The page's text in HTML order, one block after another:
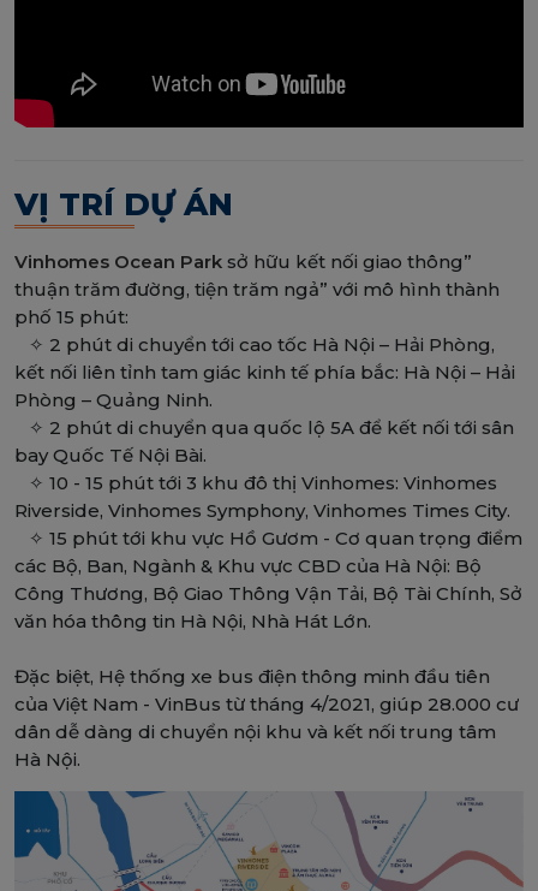
VỊ TRÍ DỰ ÁN
Vinhomes Ocean Park sở hữu kết nối giao thông”
thuận trăm đường, tiện trăm ngả” với mô hình thành
phố 15 phút:
✧ 2 phút di chuyển tới cao tốc Hà Nội – Hải Phòng,
kết nối liên tỉnh tam giác kinh tế phía bắc: Hà Nội – Hải
Phòng – Quảng Ninh.
✧ 2 phút di chuyển qua quốc lộ 5A để kết nối tới sân
bay Quốc Tế Nội Bài.
✧ 10 - 15 phút tới 3 khu đô thị Vinhomes: Vinhomes
Riverside, Vinhomes Symphony, Vinhomes Times City.
✧ 15 phút tới khu vực Hồ Gươm - Cơ quan trọng điểm
các Bộ, Ban, Ngành & Khu vực CBD của Hà Nội: Bộ
Công Thương, Bộ Giao Thông Vận Tải, Bộ Tài Chính, Sở
văn hóa thông tin Hà Nội, Nhà Hát Lớn.
Đặc biệt, Hệ thống xe bus điện thông minh đầu tiên
của Việt Nam - VinBus từ tháng 4/2021, giúp 28.000 cư
dân dễ dàng di chuyển nội khu và kết nối trung tâm
Hà Nội.